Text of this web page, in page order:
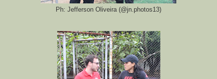
Ph: Jefferson Oliveira (@jn.photos13)